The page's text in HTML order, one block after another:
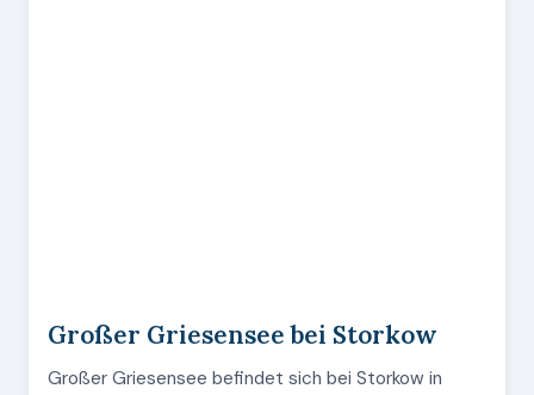
Großer Griesensee bei Storkow
Großer Griesensee befindet sich bei Storkow in